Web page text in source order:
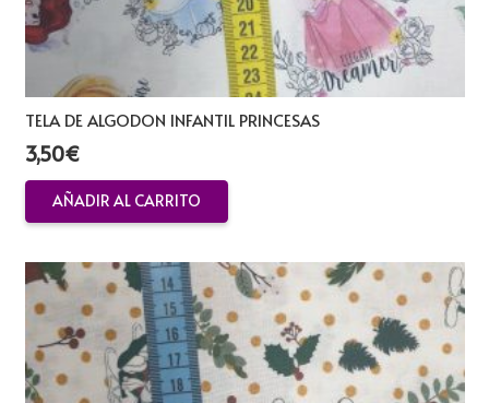
TELA DE ALGODON INFANTIL PRINCESAS
3,50€
AÑADIR AL CARRITO